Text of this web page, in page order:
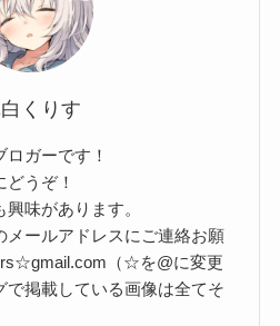
くりす
ガーです！
うぞ！
味があります。
メールアドレスにご連絡お願
（☆を@に変更
で掲載している画像は全てそ